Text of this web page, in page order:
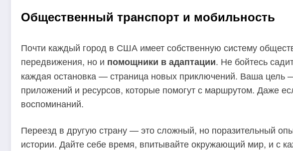
Общественный транспорт и мобильность
Почти каждый город в США имеет собственную систему
передвижения, но и помощники в адаптации. Не бойтесь
каждая остановка — страница новых приключений. Ваша цель
приложений и ресурсов, которые помогут с маршрутом. Даже
воспоминаний.
Переезд в другую страну — это сложный, но поразительный
истории. Дайте себе время, впитывайте окружающий мир, и с